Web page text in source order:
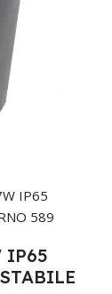
IP65
589
IP65